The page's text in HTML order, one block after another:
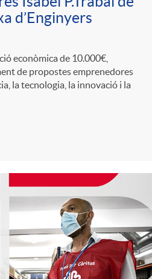
d’Enginyers
econòmica de 10.000€,
de propostes emprenedores
la tecnologia, la innovació i la